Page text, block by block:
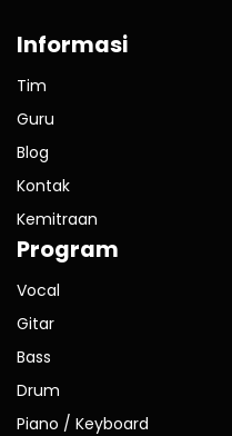
Informasi
Tim
Guru
Blog
Kontak
Kemitraan
Program
Vocal
Gitar
Bass
Drum
Piano / Keyboard